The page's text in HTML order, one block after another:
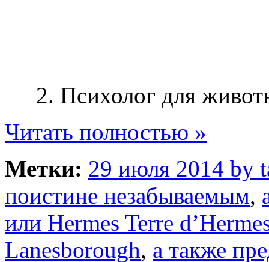
2. Психолог для
Читать полностью »
Метки: 29 июля 2014 by
поистине незабываемым,
или Hermes Terre
Lanesborough, а также